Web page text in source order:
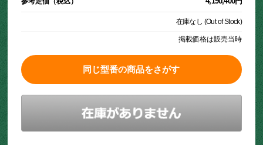
在庫なし (Out of Stock)
掲載価格は販売当時
同じ型番の商品をさがす